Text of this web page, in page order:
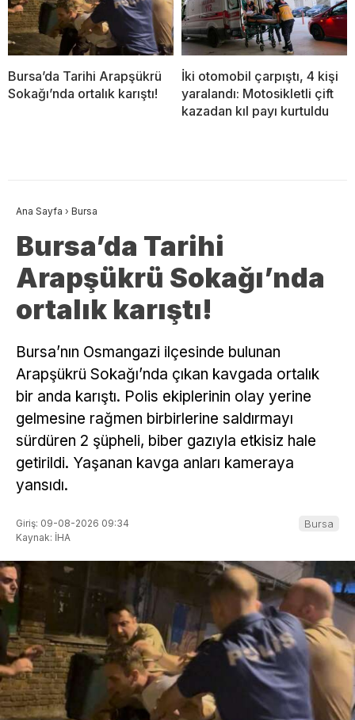
Bursa’da Tarihi Arapşükrü
Sokağı’nda ortalık karıştı!
İki otomobil çarpıştı, 4 kişi
yaralandı: Motosikletli çift
kazadan kıl payı kurtuldu
Ana Sayfa › Bursa
Bursa’da Tarihi
Arapşükrü Sokağı’nda
ortalık karıştı!
Bursa’nın Osmangazi ilçesinde bulunan
Arapşükrü Sokağı’nda çıkan kavgada ortalık
bir anda karıştı. Polis ekiplerinin olay yerine
gelmesine rağmen birbirlerine saldırmayı
sürdüren 2 şüpheli, biber gazıyla etkisiz hale
getirildi. Yaşanan kavga anları kameraya
yansıdı.
Giriş: 09-08-2026 09:34
Kaynak: İHA
Bursa